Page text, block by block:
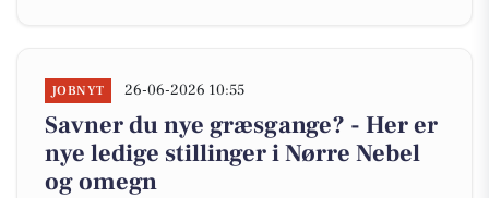
JOBNYT 26-06-2026 10:55
Savner du nye græsgange? - Her er
nye ledige stillinger i Nørre Nebel
og omegn